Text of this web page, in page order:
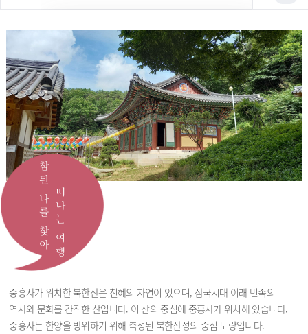
흥국사
중흥사
참된 나를 찾아떠나는 여행
중흥사가 위치한 북한산은 천혜의 자연이 있으며, 삼국시대 이래 민족의
역사와 문화를 간직한 산입니다. 이 산의 중심에 중흥사가 위치해 있습니다.
중흥사는 한양을 방위하기 위해 축성된 북한산성의 중심 도량입니다.